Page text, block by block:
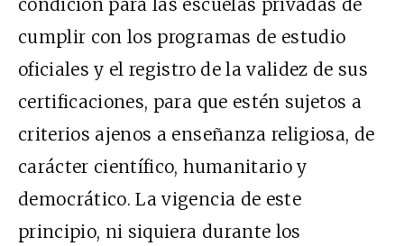
condición para las escuelas privadas de
cumplir con los programas de estudio
oficiales y el registro de la validez de sus
certificaciones, para que estén sujetos a
criterios ajenos a enseñanza religiosa, de
carácter científico, humanitario y
democrático. La vigencia de este
principio, ni siquiera durante los